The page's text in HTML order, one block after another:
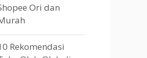
Ori dan
Rekomendasi